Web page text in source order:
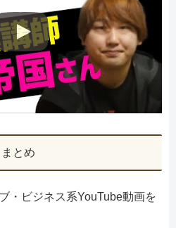
まとめ
・ビジネス系YouTube動画を